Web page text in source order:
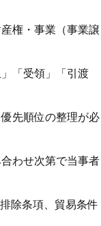
権・事業（事業譲
「受領」「引渡
先順位の整理が必
わせ次第で当事者
除条項、貿易条件